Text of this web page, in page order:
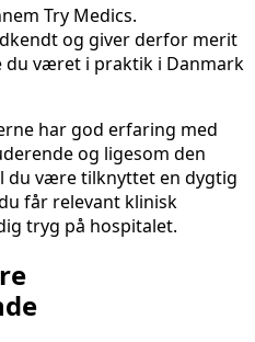
Try Medics.
og giver derfor merit
du været i praktik i Danmark
har god erfaring med
og ligesom den
du være tilknyttet en dygtig
får relevant klinisk
tryg på hospitalet.